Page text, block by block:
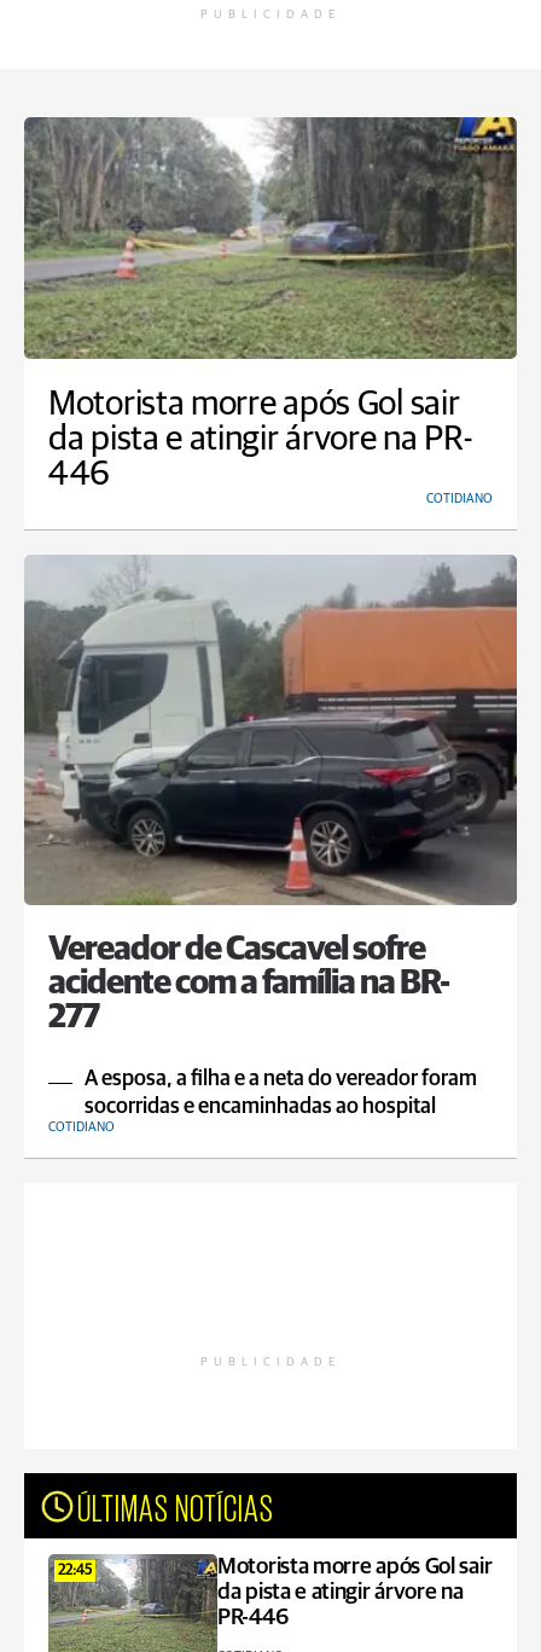
PUBLICIDADE
Motorista morre após Gol sair
da pista e atingir árvore na PR-
446
COTIDIANO
Vereador de Cascavel sofre
acidente com a família na BR-
277
A esposa, a filha e a neta do vereador foram
socorridas e encaminhadas ao hospital
COTIDIANO
PUBLICIDADE
ÚLTIMAS NOTÍCIAS
22:45
Motorista morre após Gol sair
da pista e atingir árvore na
PR-446